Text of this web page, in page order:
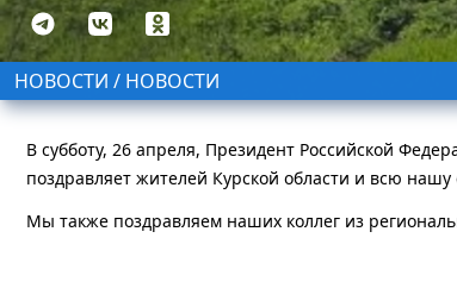
НОВОСТИ / НОВОСТИ
В субботу, 26 апреля, Президент Российской
поздравляет жителей Курской области и всю
Мы также поздравляем наших коллег из